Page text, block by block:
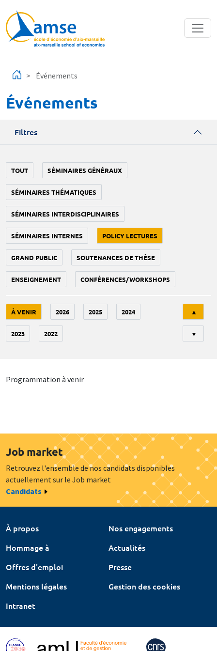
Événements
Événements
Filtres
TOUT SÉMINAIRES GÉNÉRAUX
SÉMINAIRES THÉMATIQUES
SÉMINAIRES INTERDISCIPLINAIRES
SÉMINAIRES INTERNES POLICY LECTURES
GRAND PUBLIC SOUTENANCES DE THÈSE
ENSEIGNEMENT CONFÉRENCES/WORKSHOPS
À VENIR 2026 2025 2024
2023 2022
▲
▼
Programmation à venir
Job market
Retrouvez l'ensemble de nos candidats disponibles
actuellement sur le Job market
Candidats
À propos
Nos engagements
Hommage à
Actualités
Offres d'emploi
Presse
Mentions légales
Gestion des cookies
Intranet